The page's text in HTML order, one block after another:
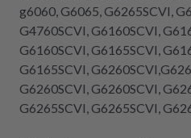
g6060, G6065, G6265SCVI,
G4760SCVI, G6160SCVI,
G6160SCVI, G6165SCVI,
G6165SCVI,
G6260SCVI, G6260SCVI,
G6265SCVI, G6265SCVI,